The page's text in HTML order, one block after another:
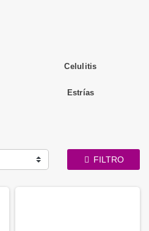
Celulitis
Estrías
FILTRO